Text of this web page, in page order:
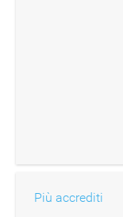
Più accrediti